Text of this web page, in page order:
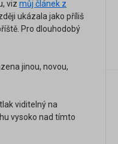
viz můj článek z
ukázala jako příliš
Pro dlouhodobý
jinou, novou,
viditelný na
vysoko nad tímto